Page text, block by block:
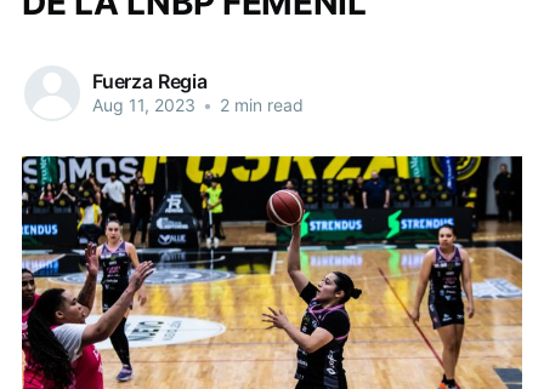
Fuerza Regia
Aug 11, 2023 • 2 min read